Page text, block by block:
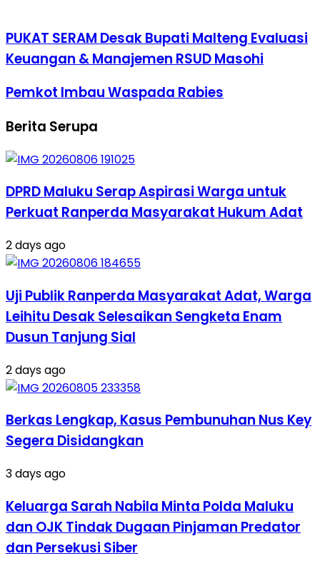
PUKAT SERAM Desak Bupati Malteng Evaluasi
Keuangan & Manajemen RSUD Masohi
Pemkot Imbau Waspada Rabies
Berita Serupa
DPRD Maluku Serap Aspirasi Warga untuk
Perkuat Ranperda Masyarakat Hukum Adat
2 days ago
Uji Publik Ranperda Masyarakat Adat, Warga
Leihitu Desak Selesaikan Sengketa Enam
Dusun Tanjung Sial
2 days ago
Berkas Lengkap, Kasus Pembunuhan Nus Key
Segera Disidangkan
3 days ago
Keluarga Sarah Nabila Minta Polda Maluku
dan OJK Tindak Dugaan Pinjaman Predator
dan Persekusi Siber